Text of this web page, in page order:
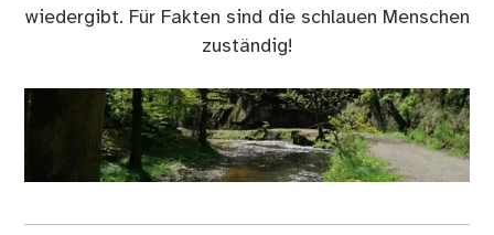
wiedergibt. Für Fakten sind die schlauen Menschen
zuständig!